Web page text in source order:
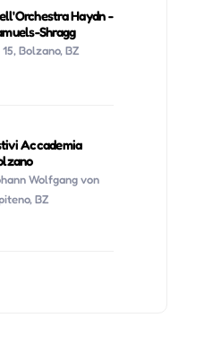
Haydn -
Shragg
Bolzano, BZ
Accademia
Wolfgang von
BZ